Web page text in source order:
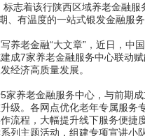
志着该行陕西区域养老金融
有温度的一站式银发金融服
金融“大文章”，近日，中
7家养老金融服务中心联动
经济高质量发展。
老金融服务中心，与前期成
级。各网点优化老年专属服务
流程，大幅提升线下服务便捷
主题活动，组建专项宣讲小